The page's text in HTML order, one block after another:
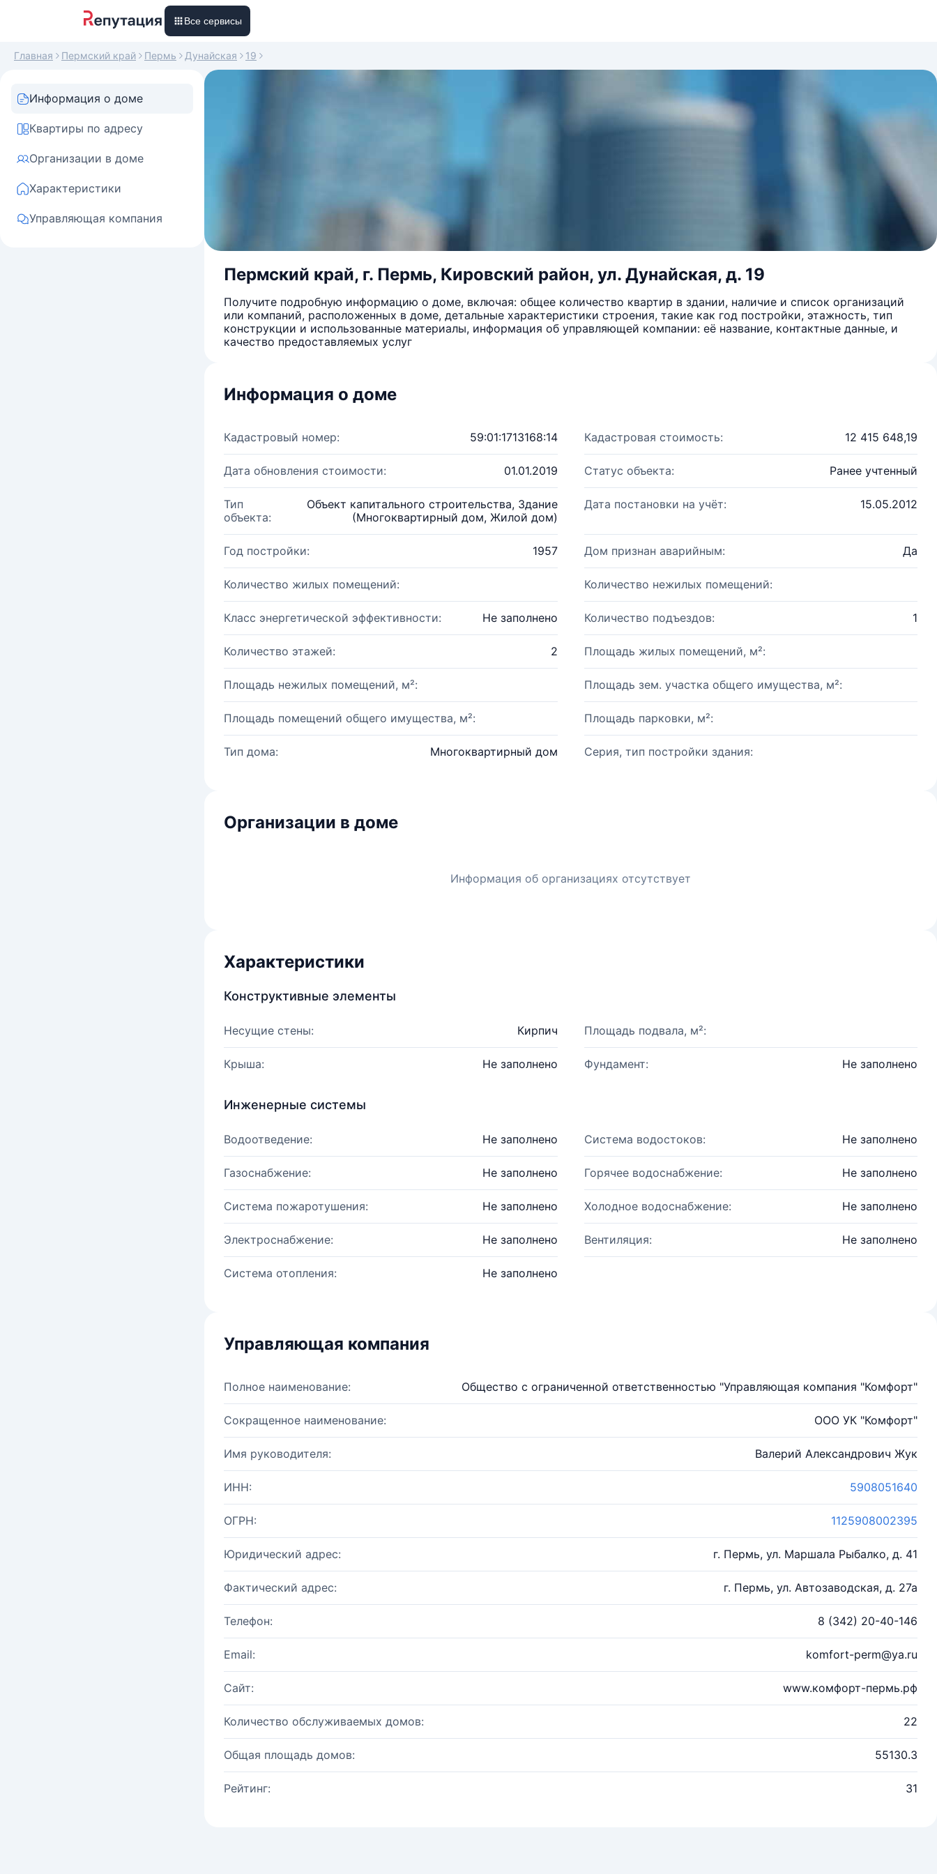
Все сервисы
Главная Пермский край Пермь Дунайская 19
Информация о доме
Квартиры по адресу
Организации в доме
Характеристики
Управляющая компания
Пермский край, г. Пермь, Кировский район, ул. Дунайская, д. 19
Получите подробную информацию о доме, включая: общее количество квартир в здании, наличие и список организаций
или компаний, расположенных в доме, детальные характеристики строения, такие как год постройки, этажность, тип
конструкции и использованные материалы, информация об управляющей компании: её название, контактные данные, и
качество предоставляемых услуг
Информация о доме
Кадастровый номер: 59:01:1713168:14 Кадастровая стоимость: 12 415 648,19
Дата обновления стоимости: 01.01.2019 Статус объекта: Ранее учтенный
Тип
объекта:
Объект капитального строительства, Здание
(Многоквартирный дом, Жилой дом)
Дата постановки на учёт: 15.05.2012
Год постройки: 1957 Дом признан аварийным: Да
Количество жилых помещений: Количество нежилых помещений:
Класс энергетической эффективности: Не заполнено Количество подъездов: 1
Количество этажей: 2 Площадь жилых помещений, м²:
Площадь нежилых помещений, м²: Площадь зем. участка общего имущества, м²:
Площадь помещений общего имущества, м²: Площадь парковки, м²:
Тип дома: Многоквартирный дом Серия, тип постройки здания:
Организации в доме
Информация об организациях отсутствует
Характеристики
Конструктивные элементы
Несущие стены: Кирпич Площадь подвала, м²:
Крыша: Не заполнено Фундамент: Не заполнено
Инженерные системы
Водоотведение: Не заполнено Система водостоков: Не заполнено
Газоснабжение: Не заполнено Горячее водоснабжение: Не заполнено
Система пожаротушения: Не заполнено Холодное водоснабжение: Не заполнено
Электроснабжение: Не заполнено Вентиляция: Не заполнено
Система отопления: Не заполнено
Управляющая компания
Полное наименование: Общество с ограниченной ответственностью "Управляющая компания "Комфорт"
Сокращенное наименование: ООО УК "Комфорт"
Имя руководителя: Валерий Александрович Жук
ИНН: 5908051640
ОГРН: 1125908002395
Юридический адрес: г. Пермь, ул. Маршала Рыбалко, д. 41
Фактический адрес: г. Пермь, ул. Автозаводская, д. 27а
Телефон: 8 (342) 20-40-146
Email: komfort-perm@ya.ru
Сайт: www.комфорт-пермь.рф
Количество обслуживаемых домов: 22
Общая площадь домов: 55130.3
Рейтинг: 31